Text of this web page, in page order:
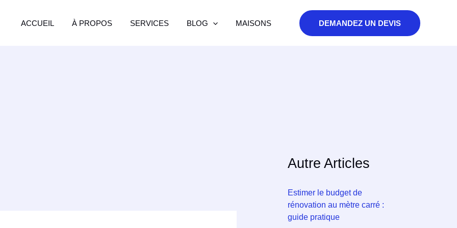
ACCUEIL À PROPOS SERVICES BLOG MAISONS DEMANDEZ UN DEVIS
Autre Articles
Estimer le budget de
rénovation au mètre carré :
guide pratique